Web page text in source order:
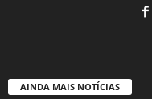
AINDA MAIS NOTÍCIAS